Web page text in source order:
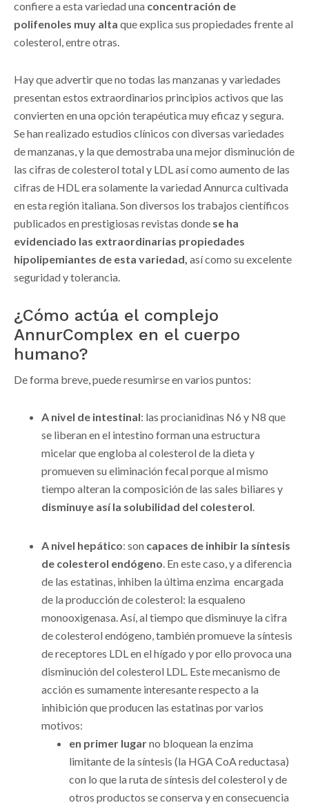
confiere a esta variedad una concentración de
polifenoles muy alta que explica sus propiedades frente al
colesterol, entre otras.
Hay que advertir que no todas las manzanas y variedades
presentan estos extraordinarios principios activos que las
convierten en una opción terapéutica muy eficaz y segura.
Se han realizado estudios clínicos con diversas variedades
de manzanas, y la que demostraba una mejor disminución de
las cifras de colesterol total y LDL así como aumento de las
cifras de HDL era solamente la variedad Annurca cultivada
en esta región italiana. Son diversos los trabajos científicos
publicados en prestigiosas revistas donde se ha
evidenciado las extraordinarias propiedades
hipolipemiantes de esta variedad, así como su excelente
seguridad y tolerancia.
¿Cómo actúa el complejo
AnnurComplex en el cuerpo
humano?
De forma breve, puede resumirse en varios puntos:
A nivel de intestinal: las procianidinas N6 y N8 que
se liberan en el intestino forman una estructura
micelar que engloba al colesterol de la dieta y
promueven su eliminación fecal porque al mismo
tiempo alteran la composición de las sales biliares y
disminuye así la solubilidad del colesterol.
A nivel hepático: son capaces de inhibir la síntesis
de colesterol endógeno. En este caso, y a diferencia
de las estatinas, inhiben la última enzima encargada
de la producción de colesterol: la esqualeno
monooxigenasa. Así, al tiempo que disminuye la cifra
de colesterol endógeno, también promueve la síntesis
de receptores LDL en el hígado y por ello provoca una
disminución del colesterol LDL. Este mecanismo de
acción es sumamente interesante respecto a la
inhibición que producen las estatinas por varios
motivos:
en primer lugarno bloquean la enzima
limitante de la síntesis (la HGA CoA reductasa)
con lo que la ruta de síntesis del colesterol y de
otros productos se conserva y en consecuencia